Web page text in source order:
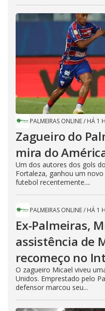
PALMEIRAS ONLINE/ HÁ 1
Zagueiro do
mira do
Um dos autores dos gols
Fortaleza, ganhou um
futebol recentemente....
PALMEIRAS ONLINE/ HÁ 1
Ex-Palmeiras,
assistência de
recomeço no
O zagueiro Micael viveu
Unidos. Emprestado pelo
defensor marcou seu...